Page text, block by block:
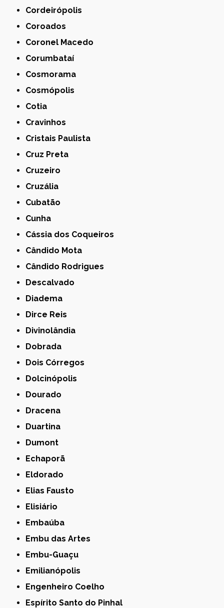
Cordeirópolis
Coroados
Coronel Macedo
Corumbataí
Cosmorama
Cosmópolis
Cotia
Cravinhos
Cristais Paulista
Cruz Preta
Cruzeiro
Cruzália
Cubatão
Cunha
Cássia dos Coqueiros
Cândido Mota
Cândido Rodrigues
Descalvado
Diadema
Dirce Reis
Divinolândia
Dobrada
Dois Córregos
Dolcinópolis
Dourado
Dracena
Duartina
Dumont
Echaporã
Eldorado
Elias Fausto
Elisiário
Embaúba
Embu das Artes
Embu-Guaçu
Emilianópolis
Engenheiro Coelho
Espírito Santo do Pinhal